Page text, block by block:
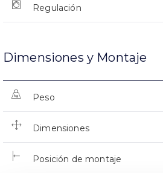
Regulación
Dimensiones y Montaje
Peso
Dimensiones
Posición de montaje